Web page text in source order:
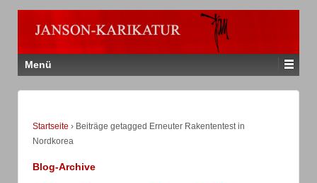
Menü
Startseite › Beiträge getagged Erneuter Rakententest in
Nordkorea
Blog-Archive